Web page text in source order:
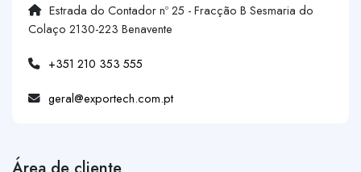
Estrada do Contador nº 25 - Fracção B Sesmaria do
Colaço 2130-223 Benavente
+351 210 353 555
geral@exportech.com.pt